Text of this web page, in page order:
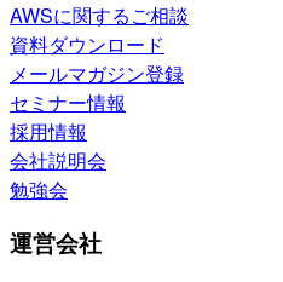
AWSに関するご相談
資料ダウンロード
メールマガジン登録
セミナー情報
採用情報
会社説明会
勉強会
運営会社